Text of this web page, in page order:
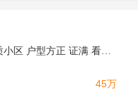
45万